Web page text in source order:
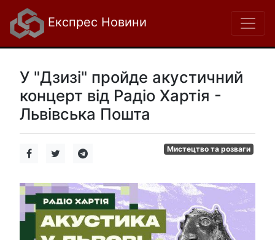
Експрес Новини
У "Дзизі" пройде акустичний
концерт від Радіо Хартія -
Львівська Пошта
Мистецтво та розваги